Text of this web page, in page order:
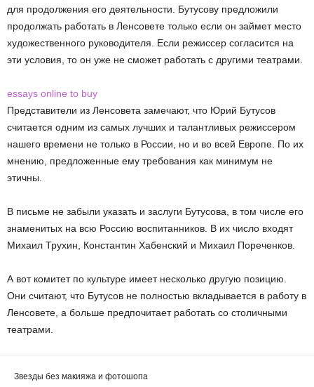
для продолжения его деятельности. Бутусову предложили
продолжать работать в Ленсовете только если он займет место
художественного руководителя. Если режиссер согласится на
эти условия, то он уже не сможет работать с другими театрами.
essays online to buy
Представители из Ленсовета замечают, что Юрий Бутусов
считается одним из самых лучших и талантливых режиссером
нашего времени не только в России, но и во всей Европе. По их
мнению, предложенные ему требования как минимум не
этичны.
В письме не забыли указать и заслуги Бутусова, в том числе его
знаменитых на всю Россию воспитанников. В их число входят
Михаил Трухин, Константин Хабенский и Михаил Пореченков.
А вот комитет по культуре имеет несколько другую позицию.
Они считают, что Бутусов не полностью вкладывается в работу в
Ленсовете, а больше предпочитает работать со столичными
театрами.
Звезды без макияжа и фотошопа